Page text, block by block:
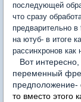
последующей
что сразу
предварительно
на ютуб- в итоге
рассинхронов как
Вот
переменный
предположение-
то вместо этого